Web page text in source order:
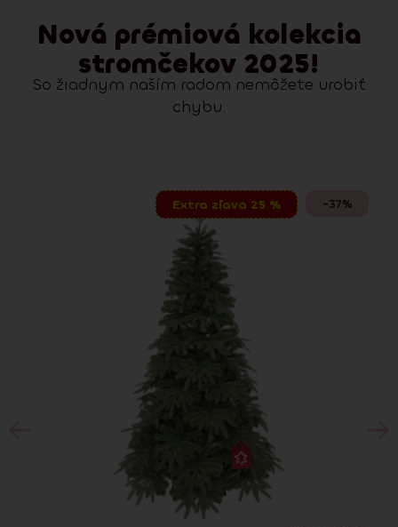
Nová prémiová kolekcia
stromčekov 2025!
So žiadnym naším radom nemôžete urobiť
chybu.
-37%
Extra zľava 25 %